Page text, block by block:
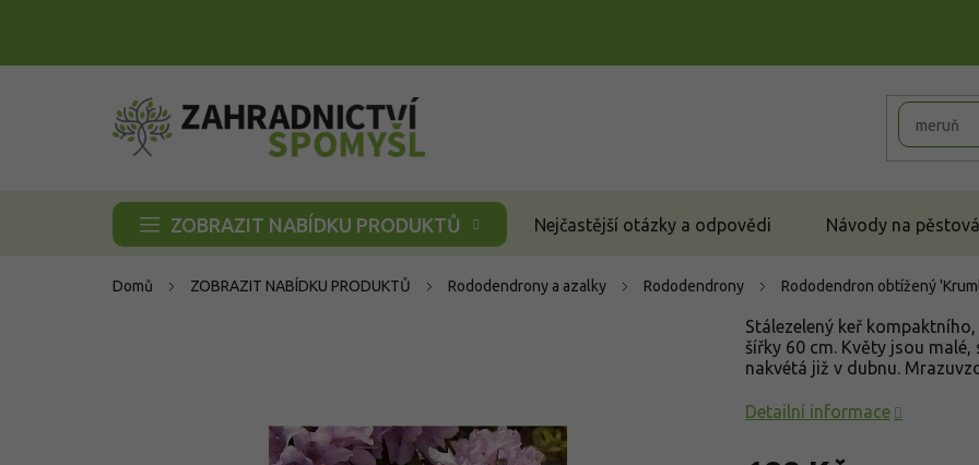
ZOBRAZIT NABÍDKU PRODUKTŮ Nejčastější otázky a odpovědi Návody na
Domů ZOBRAZIT NABÍDKU PRODUKTŮ Rododendrony a azalky Rododendrony Rododendron obtížený
Stálezelený keř
šířky 60 cm. Květy jsou
nakvétá již v dubnu.
Detailní informace